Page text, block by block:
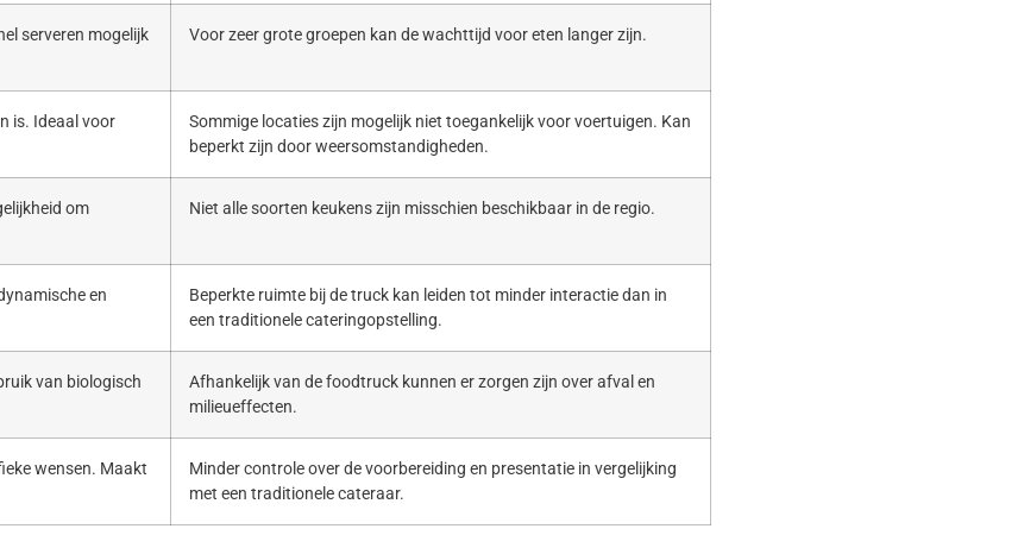
serveren mogelijk
Voor zeer grote groepen kan de wachttijd voor eten langer zijn.
is. Ideaal voor
Sommige locaties zijn mogelijk niet toegankelijk voor voertuigen. Kan
beperkt zijn door weersomstandigheden.
om
Niet alle soorten keukens zijn misschien beschikbaar in de regio.
en
Beperkte ruimte bij de truck kan leiden tot minder interactie dan in
een traditionele cateringopstelling.
van biologisch
Afhankelijk van de foodtruck kunnen er zorgen zijn over afval en
milieueffecten.
wensen. Maakt
Minder controle over de voorbereiding en presentatie in vergelijking
met een traditionele cateraar.